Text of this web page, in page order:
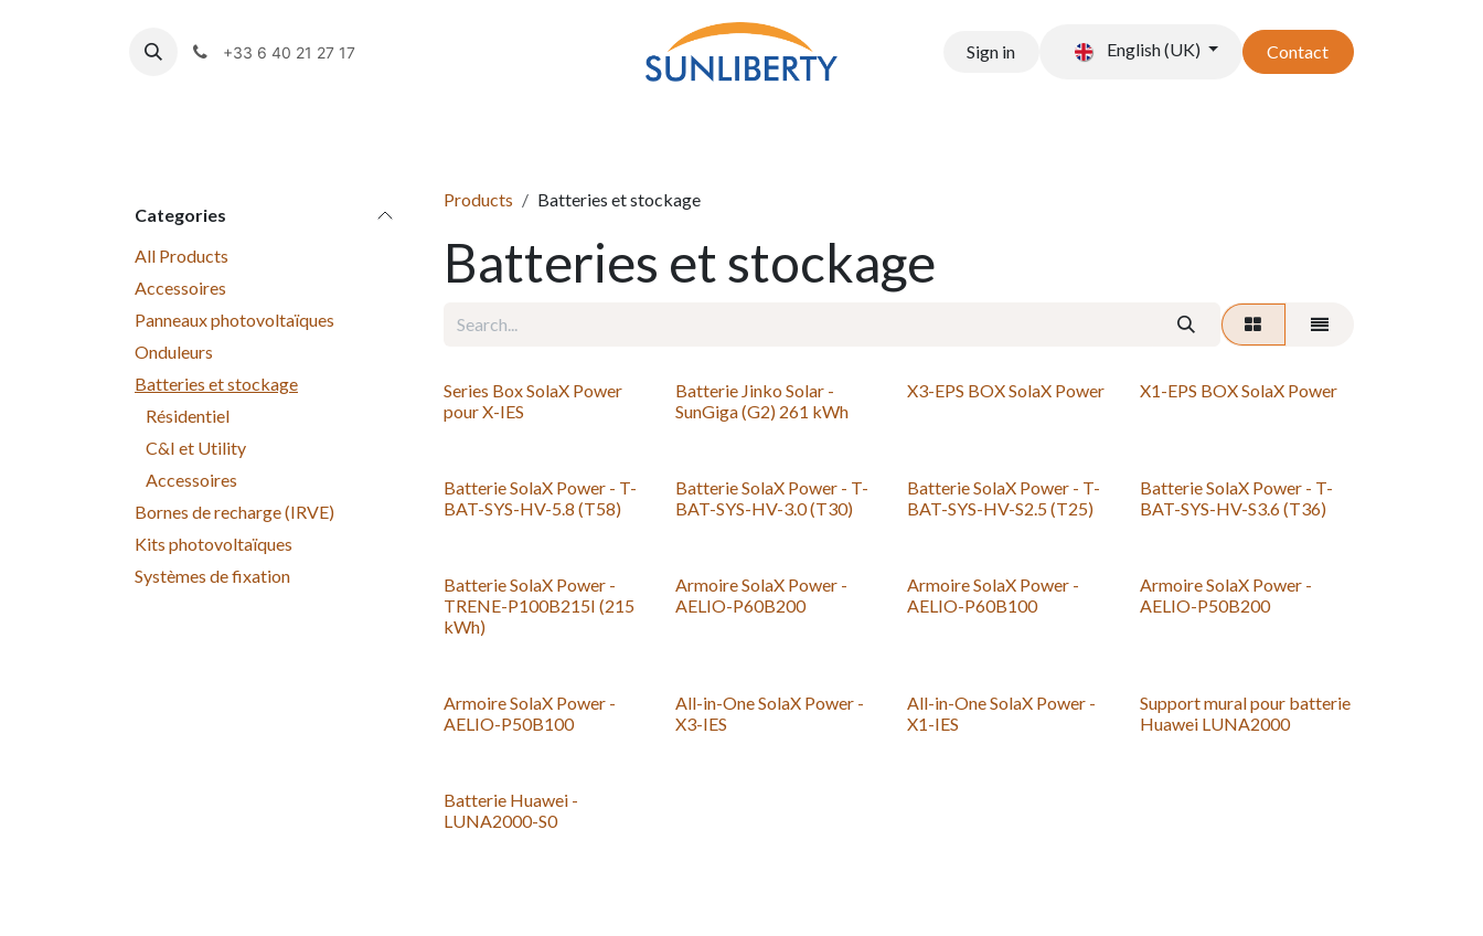
+33 6 40 21 27 17 Sign in English (UK) Contact
Categories
All Products
Accessoires
Panneaux photovoltaïques
Onduleurs
Batteries et stockage
Résidentiel
C&I et Utility
Accessoires
Bornes de recharge (IRVE)
Kits photovoltaïques
Systèmes de fixation
Products Batteries et stockage
Batteries et stockage
Series Box SolaX Power
pour X-IES
Batterie Jinko Solar -
SunGiga (G2) 261 kWh
X3-EPS BOX SolaX Power X1-EPS BOX SolaX Power
Batterie SolaX Power - T-
BAT-SYS-HV-5.8 (T58)
Batterie SolaX Power - T-
BAT-SYS-HV-3.0 (T30)
Batterie SolaX Power - T-
BAT-SYS-HV-S2.5 (T25)
Batterie SolaX Power - T-
BAT-SYS-HV-S3.6 (T36)
Batterie SolaX Power -
TRENE-P100B215I (215
kWh)
Armoire SolaX Power -
AELIO-P60B200
Armoire SolaX Power -
AELIO-P60B100
Armoire SolaX Power -
AELIO-P50B200
Armoire SolaX Power -
AELIO-P50B100
New!
All-in-One SolaX Power -
X3-IES
New!
All-in-One SolaX Power -
X1-IES
Support mural pour batterie
Huawei LUNA2000
Batterie Huawei -
LUNA2000-S0